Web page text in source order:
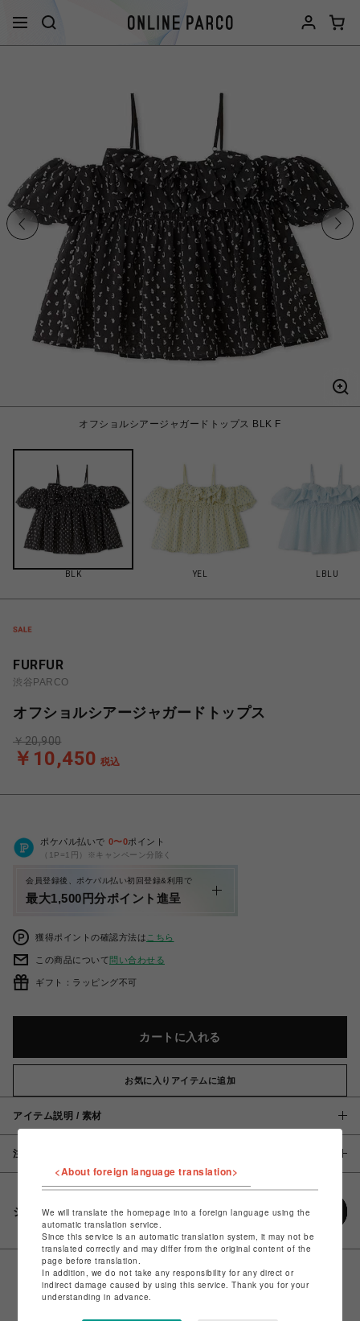
オフショルシアージャガードトップス BLK F
BLK YEL LBLU
FURFUR
渋谷PARCO
オフショルシアージャガードトップス
￥10,450 税込
￥20,900
ポケパル払いで 0〜0ポイント
（1P=1円）※キャンペーン分除く
会員登録後、ポケパル払い初回登録&利用で
最大1,500円分ポイント進呈
獲得ポイントの確認方法は こちら
この商品について問い合わせる
ギフト：ラッピング不可
カートに入れる
お気に入りアイテムに追加
アイテム説明 / 素材
注意事項
シェアする
<About foreign language translation>
We will translate the homepage into a foreign language using the
automatic translation service.
Since this service is an automatic translation system, it may not be
translated correctly and may differ from the original content of the
page before translation.
In addition, we do not take any responsibility for any direct or
indirect damage caused by using this service. Thank you for your
understanding in advance.